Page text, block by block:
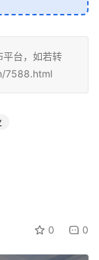
平台，如若转
7588.html
0 0